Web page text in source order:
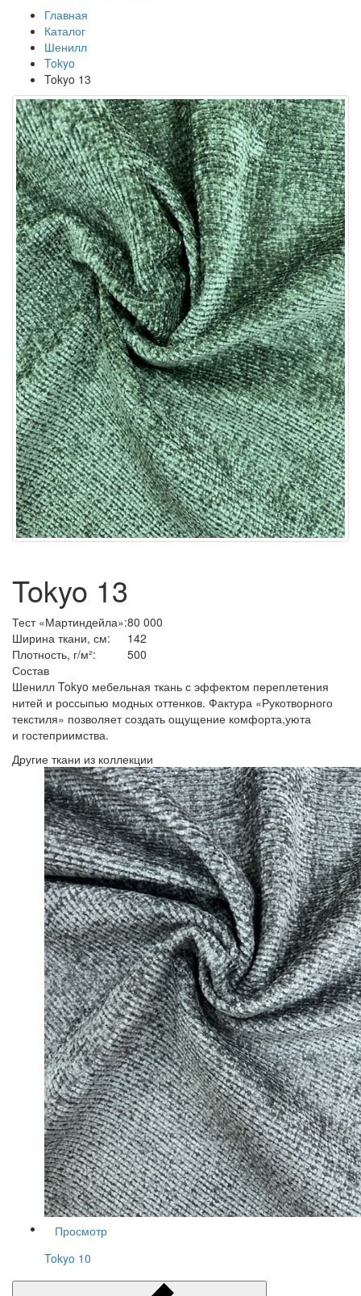
Главная
Каталог
Шенилл
Tokyo
Tokyo 13
Tokyo 13
Тест «Мартиндейла»:80 000
Ширина ткани, см:
142
Плотность, г/м²:
500
Состав
Шенилл Tokyo мебельная ткань с эффектом переплетения
нитей и россыпью модных оттенков. Фактура «Рукотворного
текстиля» позволяет создать ощущение комфорта,уюта
и гостеприимства.
Другие ткани из коллекции
Просмотр
Tokyo 10